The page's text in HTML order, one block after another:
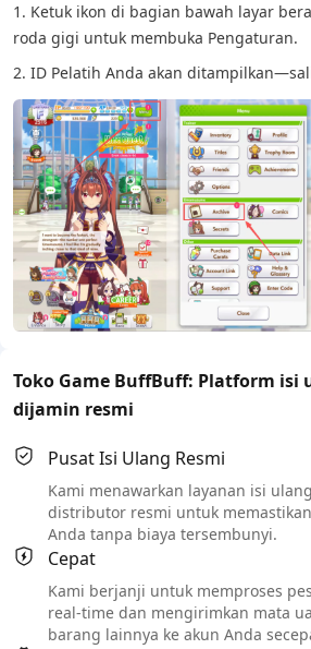
1. Ketuk ikon di bagian bawah layar
roda gigi untuk membuka Pengaturan.
2. ID Pelatih Anda akan
Toko Game BuffBuff: Platform isi
dijamin resmi
Pusat Isi Ulang Resmi
Kami menawarkan layanan isi
distributor resmi untuk
Anda tanpa biaya tersembunyi.
Cepat
Kami berjanji untuk memproses
real-time dan mengirimkan mata
barang lainnya ke akun Anda